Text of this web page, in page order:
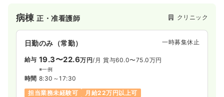
病棟正・准看護師 クリニック
日勤のみ（常勤） 一時募集休止
給与 19.3〜22.6万円/月 賞与60.0〜75.0万円
※一例
時間 8:30～17:30
担当業務未経験可
月給22万円以上可